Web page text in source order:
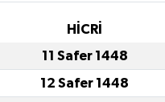
HİCRİ
11 Safer 1448
12 Safer 1448